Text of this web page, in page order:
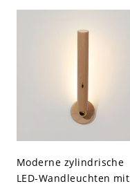
Moderne zylindrische
LED-Wandleuchten mit